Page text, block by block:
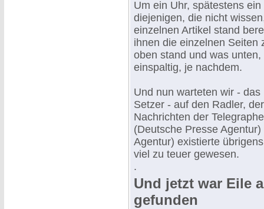
Um ein Uhr, spätestens
diejenigen, die nicht
einzelnen Artikel stand
ihnen die einzelnen Seiten
oben stand und was
einspaltig, je nachdem.
Und nun warteten wir -
Setzer - auf den Radler,
Nachrichten der
(Deutsche Presse
Agentur) existierte
viel zu teuer gewesen.
.
Und jetzt war Eile
gefunden